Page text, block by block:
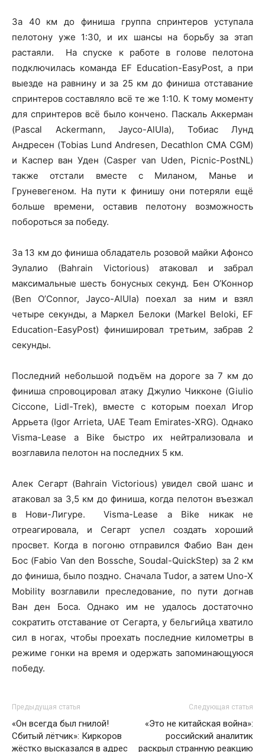
За 40 км до финиша группа спринтеров уступала
пелотону уже 1:30, и их шансы на борьбу за этап
растаяли. На спуске к работе в голове пелотона
подключилась команда EF Education-EasyPost, а при
выезде на равнину и за 25 км до финиша отставание
спринтеров составляло всё те же 1:10. К тому моменту
для спринтеров всё было кончено. Паскаль Аккерман
(Pascal Ackermann, Jayco-AlUla), Тобиас Лунд
Андресен (Tobias Lund Andresen, Decathlon CMA CGM)
и Каспер ван Уден (Casper van Uden, Picnic-PostNL)
также отстали вместе с Миланом, Манье и
Груневегеном. На пути к финишу они потеряли ещё
больше времени, оставив пелотону возможность
побороться за победу.
За 13 км до финиша обладатель розовой майки Афонсо
Эулалио (Bahrain Victorious) атаковал и забрал
максимальные шесть бонусных секунд. Бен О’Коннор
(Ben O’Connor, Jayco-AlUla) поехал за ним и взял
четыре секунды, а Маркел Белоки (Markel Beloki, EF
Education-EasyPost) финишировал третьим, забрав 2
секунды.
Последний небольшой подъём на дороге за 7 км до
финиша спровоцировал атаку Джулио Чикконе (Giulio
Ciccone, Lidl-Trek), вместе с которым поехал Игор
Аррьета (Igor Arrieta, UAE Team Emirates-XRG). Однако
Visma-Lease a Bike быстро их нейтрализовала и
возглавила пелотон на последних 5 км.
Алек Сегарт (Bahrain Victorious) увидел свой шанс и
атаковал за 3,5 км до финиша, когда пелотон въезжал
в Нови-Лигуре. Visma-Lease a Bike никак не
отреагировала, и Сегарт успел создать хороший
просвет. Когда в погоню отправился Фабио Ван ден
Бос (Fabio Van den Bossche, Soudal-QuickStep) за 2 км
до финиша, было поздно. Сначала Tudor, а затем Uno-X
Mobility возглавили преследование, по пути догнав
Ван ден Боса. Однако им не удалось достаточно
сократить отставание от Сегарта, у бельгийца хватило
сил в ногах, чтобы проехать последние километры в
режиме гонки на время и одержать запоминающуюся
победу.
Предыдущая статья
«Он всегда был гнилой!
Сбитый лётчик»: Киркоров
жёстко высказался в адрес
Следующая статья
«Это не китайская война»:
российский аналитик
раскрыл странную реакцию